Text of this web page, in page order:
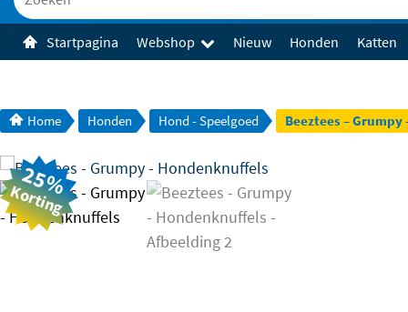
Startpagina Webshop Nieuw Honden Katten
Home Honden Hond - Speelgoed Beeztees –
25%
Korting